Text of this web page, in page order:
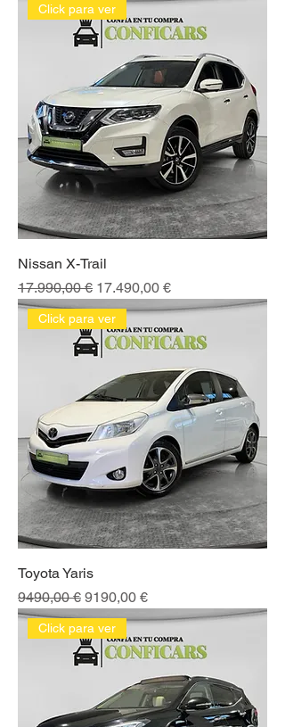
Click para ver
Nissan X-Trail
Precio
17.990,00 € Precio de oferta
17.490,00 €
Click para ver
Toyota Yaris
Precio
9490,00 € Precio de oferta
9190,00 €
Click para ver